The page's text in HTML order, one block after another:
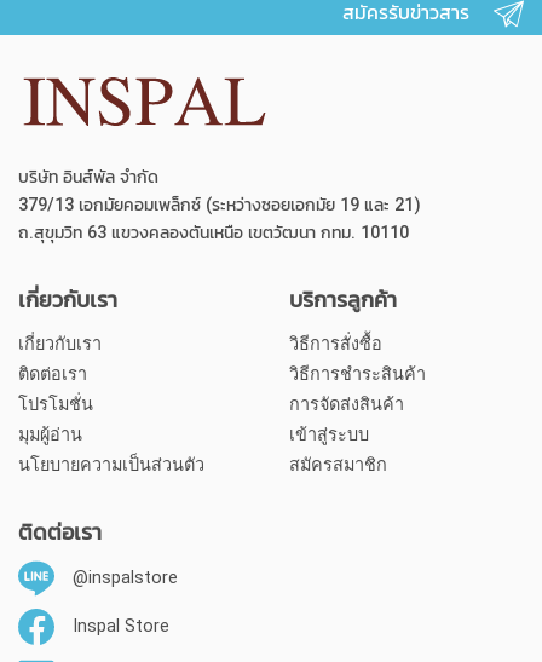
สมัครรับข่าวสาร
บริษัท อินส์พัล จำกัด
379/13 เอกมัยคอมเพล็กซ์ (ระหว่างซอยเอกมัย 19 และ 21)
ถ.สุขุมวิท 63 แขวงคลองตันเหนือ เขตวัฒนา กทม. 10110
เกี่ยวกับเรา
เกี่ยวกับเรา
ติดต่อเรา
โปรโมชั่น
มุมผู้อ่าน
นโยบายความเป็นส่วนตัว
บริการลูกค้า
วิธีการสั่งซื้อ
วิธีการชำระสินค้า
การจัดส่งสินค้า
เข้าสู่ระบบ
สมัครสมาชิก
ติดต่อเรา
@inspalstore
Inspal Store